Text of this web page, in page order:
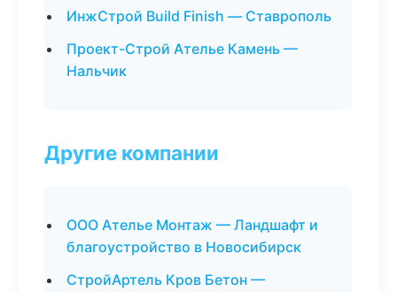
ИнжСтрой Build Finish — Ставрополь
Проект-Строй Ателье Камень —
Нальчик
Другие компании
ООО Ателье Монтаж — Ландшафт и
благоустройство в Новосибирск
СтройАртель Кров Бетон —